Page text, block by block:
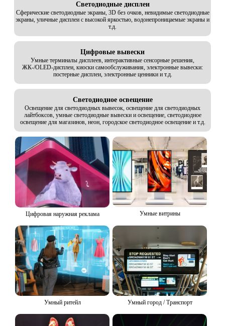
Светодиодные дисплеи
Сферические светодиодные экраны, 3D без очков, невидимые светодиодные
экраны, уличные дисплеи с высокой яркостью, водонепроницаемые экраны и
т.д.
Цифровые вывески
Умные терминалы дисплеев, интерактивные сенсорные решения,
ЖК-/OLED-дисплеи, киоски самообслуживания, электронные вывески:
постерные дисплеи, электронные ценники и т.д.
Светодиодное освещение
Освещение для светодиодных вывесок, освещение для светодиодных
лайтбоксов, умные светодиодные вывески и освещение, светодиодное
освещение для магазинов, неон, городское светодиодное освещение и т.д.
Цифровая наружная реклама Умные витрины
Умный ритейл Умный город / Транспорт